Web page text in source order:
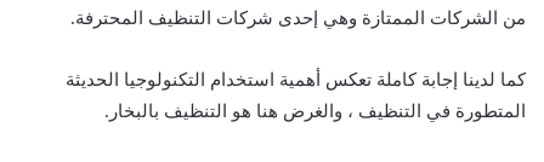
من الشركات الممتازة وهي إحدى شركات التنظيف المحترفة.
كما لدينا إجابة كاملة تعكس أهمية استخدام التكنولوجيا الحديثة
المتطورة في التنظيف ، والغرض هنا هو التنظيف بالبخار.